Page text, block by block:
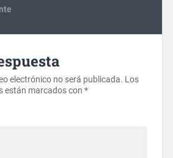
electrónico no será publicada. Los
están marcados con *